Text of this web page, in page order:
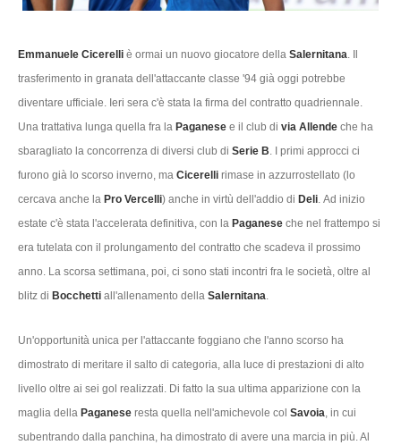
Emmanuele Cicerelli è ormai un nuovo giocatore della Salernitana. Il
trasferimento in granata dell'attaccante classe '94 già oggi potrebbe
diventare ufficiale. Ieri sera c'è stata la firma del contratto quadriennale.
Una trattativa lunga quella fra la Paganese e il club di via Allende che ha
sbaragliato la concorrenza di diversi club di Serie B. I primi approcci ci
furono già lo scorso inverno, ma Cicerelli rimase in azzurrostellato (lo
cercava anche la Pro Vercelli) anche in virtù dell'addio di Deli. Ad inizio
estate c'è stata l'accelerata definitiva, con la Paganese che nel frattempo si
era tutelata con il prolungamento del contratto che scadeva il prossimo
anno. La scorsa settimana, poi, ci sono stati incontri fra le società, oltre al
blitz di Bocchetti all'allenamento della Salernitana.
Un'opportunità unica per l'attaccante foggiano che l'anno scorso ha
dimostrato di meritare il salto di categoria, alla luce di prestazioni di alto
livello oltre ai sei gol realizzati. Di fatto la sua ultima apparizione con la
maglia della Paganese resta quella nell'amichevole col Savoia, in cui
subentrando dalla panchina, ha dimostrato di avere una marcia in più. Al